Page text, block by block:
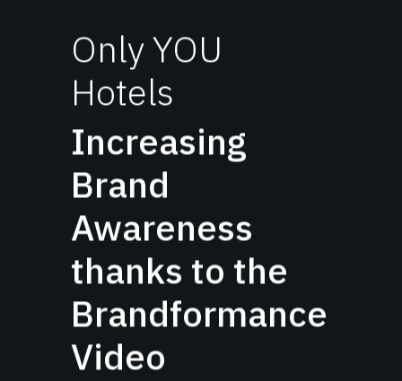
Only YOU
Hotels
Increasing
Brand
Awareness
thanks to the
Brandformance
Video